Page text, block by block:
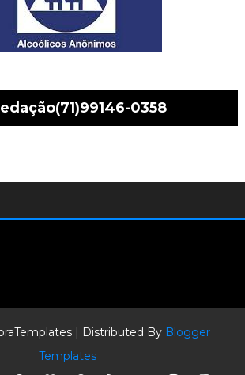
0358
| Distributed By Blogger
Templates